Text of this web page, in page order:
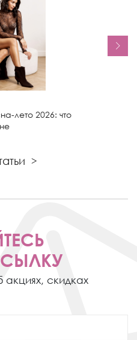
лето 2026: что
>
акциях, скидках